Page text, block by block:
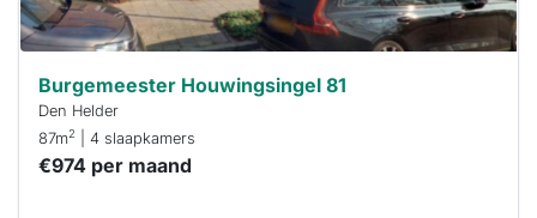
Burgemeester Houwingsingel 81
Den Helder
87m2 | 4 slaapkamers
€974 per maand